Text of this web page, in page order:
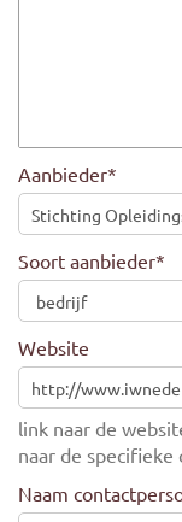
Aanbieder*
Soort aanbieder*
Website
link naar de
naar de
Naam